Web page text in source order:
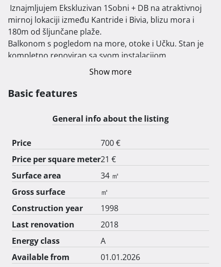
mirnoj lokaciji između Kantride i Bivia, blizu mora i
180m od šljunčane plaže.
Balkonom s pogledom na more, otoke i Učku. Stan je
kompletno renoviran sa svom instalacijom,
keramikom, PVC stolarijom, opremom i namještajem.
8cm izolacijom.
kompletno opremljenu kuhinju s perilicom posuđa,
perilicom rublja, hladnjakom, el. grijačom pločom i
mikrovalnom pećnicom, te kupaonicu s WC i tuš
kabinom. TV ravnog ekrana s internetom i A1 kanalima,
klima uređajem. Vlastito natkriveno parkirno mjesto i
vanjski GRILL-roštilj. Idealan za poslovne ljude i bračne
Iznos pologa:800 €
Show more
Basic features
General info about the listing
Price
700 €
Price per square meter21 €
Surface area
34 ㎡
Gross surface
㎡
Construction year
1998
Last renovation
2018
Energy class
A
Available from
01.01.2026